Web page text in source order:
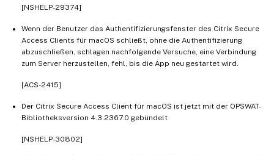
[NSHELP-29374]
Wenn der Benutzer das Authentifizierungsfenster des Citrix Secure
Access Clients für macOS schließt, ohne die Authentifizierung
abzuschließen, schlagen nachfolgende Versuche, eine Verbindung
zum Server herzustellen, fehl, bis die App neu gestartet wird.
[ACS-2415]
Der Citrix Secure Access Client für macOS ist jetzt mit der OPSWAT-
Bibliotheksversion 4.3.2367.0 gebündelt
[NSHELP-30802]